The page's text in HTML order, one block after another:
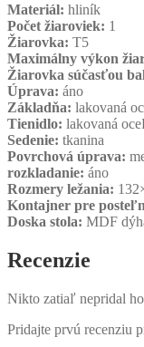
Materiál: hliník
Počet žiaroviek: 1
Žiarovka: T5
Maximálny výkon
Žiarovka súčasťou
Úprava: áno
Základňa: lakovaná
Tienidlo: lakovaná
Sedenie: tkanina
Povrchová úprava:
rozkladanie: áno
Rozmery ležania:
Kontajner pre
Doska stola: MDF
Recenzie
Nikto zatiaľ nepridal
Pridajte prvú recenziu